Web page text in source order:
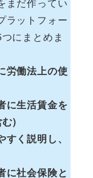
ラットフォー
にまとめま
労働法上の使
に生活賃金を
)
く説明し、
に社会保険と